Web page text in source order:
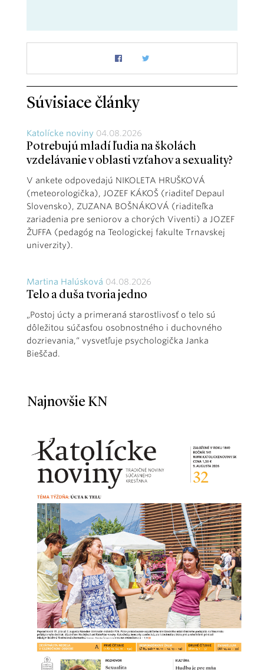
Súvisiace články
Katolícke noviny 04.08.2026
Potrebujú mladí ľudia na školách
vzdelávanie v oblasti vzťahov a sexuality?
V ankete odpovedajú NIKOLETA HRUŠKOVÁ
(meteorologička), JOZEF KÁKOŠ (riaditeľ Depaul
Slovensko), ZUZANA BOŠNÁKOVÁ (riaditeľka
zariadenia pre seniorov a chorých Viventi) a JOZEF
ŽUFFA (pedagóg na Teologickej fakulte Trnavskej
univerzity).
Martina Halúsková 04.08.2026
Telo a duša tvoria jedno
„Postoj úcty a primeraná starostlivosť o telo sú
dôležitou súčasťou osobnostného i duchovného
dozrievania,“ vysvetľuje psychologička Janka
Bieščad.
Najnovšie KN